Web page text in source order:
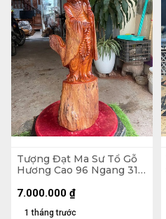
Tượng Đạt Ma Sư Tổ Gỗ
Hương Cao 96 Ngang 31
1 tháng trước
7.000.000 ₫